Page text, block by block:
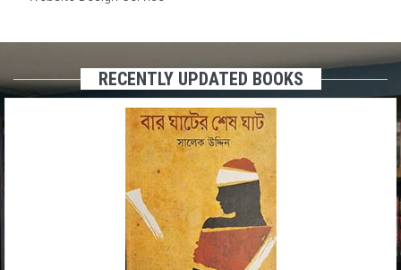
RECENTLY UPDATED BOOKS